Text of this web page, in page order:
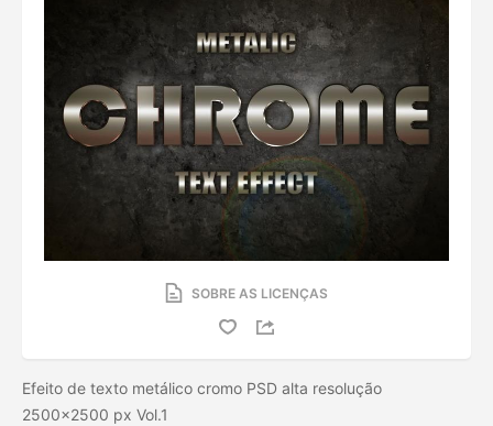
SOBRE AS LICENÇAS
Efeito de texto metálico cromo PSD alta resolução
2500x2500 px Vol.1